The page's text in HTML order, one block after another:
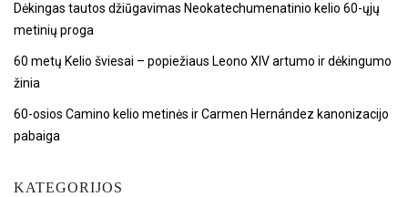
Dėkingas tautos džiūgavimas Neokatechumenatinio kelio 60-ųjų
metinių proga
60 metų Kelio šviesai – popiežiaus Leono XIV artumo ir dėkingumo
žinia
60-osios Camino kelio metinės ir Carmen Hernández kanonizacijo
pabaiga
KATEGORIJOS